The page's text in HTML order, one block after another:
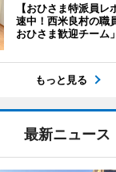
【おひさま特派員
速中！西米良村の職
おひさま歓迎チーム
もっと見る
最新ニュース